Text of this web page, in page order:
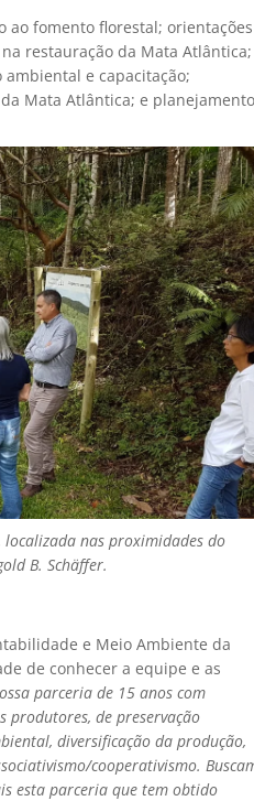
ao fomento florestal; orientações
restauração da Mata Atlântica;
e capacitação;
Mata Atlântica; e planejamento
localizada nas proximidades do
B. Schäffer.
e Meio Ambiente da
de conhecer a equipe e as
parceria de 15 anos com
produtores, de preservação
diversificação da produção,
cooperativismo.
esta parceria que tem obtido